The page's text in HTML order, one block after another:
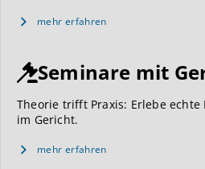
mehr erfahren
Seminare mit
Theorie trifft Praxis: Erlebe
im Gericht.
mehr erfahren